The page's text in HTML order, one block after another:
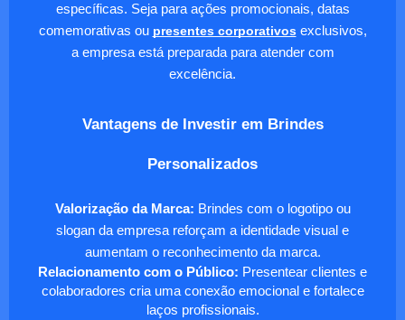
específicas. Seja para ações promocionais, datas
comemorativas ou presentes corporativosexclusivos,
a empresa está preparada para atender com
excelência.
Vantagens de Investir em Brindes
Personalizados
Valorização da Marca: Brindes com o logotipo ou
slogan da empresa reforçam a identidade visual e
aumentam o reconhecimento da marca.
Relacionamento com o Público: Presentear clientes e
colaboradores cria uma conexão emocional e fortalece
laços profissionais.